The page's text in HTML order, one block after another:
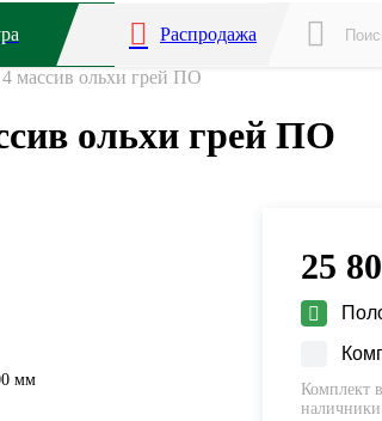
Распродажа
массив ольхи грей ПО
ольхи грей ПО
мм
25
Комплект